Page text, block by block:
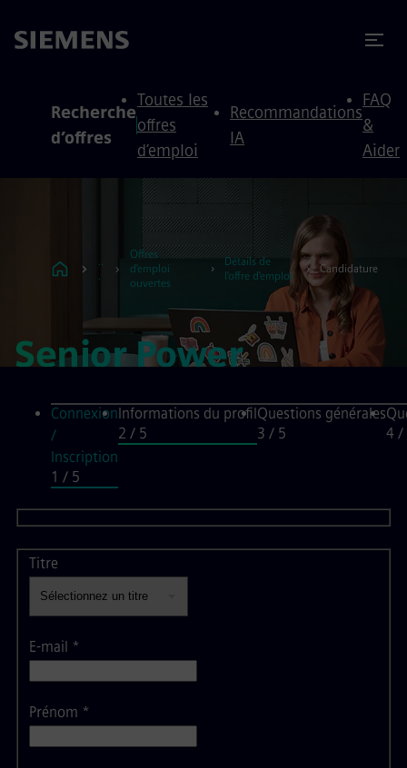
Recherche
d’offres
Toutes les
offres
d’emploi
Recommandations
IA
FAQ
&
Aider
..
.
Offres
d'emploi
ouvertes
Détails de
l’offre d’emploi
Candidature
Senior Power
Connexion
/
Inscription
1 / 5
Informations du profil
2 / 5
Questions générales
3 / 5
4 /
Titre
E-mail *
Prénom *